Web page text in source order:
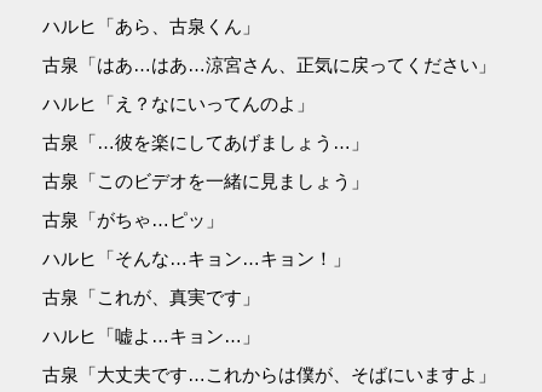
ハルヒ「あら、古泉くん」
古泉「はあ…はあ…涼宮さん、正気に戻ってください」
ハルヒ「え？なにいってんのよ」
古泉「…彼を楽にしてあげましょう…」
古泉「このビデオを一緒に見ましょう」
古泉「がちゃ…ピッ」
ハルヒ「そんな…キョン…キョン！」
古泉「これが、真実です」
ハルヒ「嘘よ…キョン…」
古泉「大丈夫です…これからは僕が、そばにいますよ」